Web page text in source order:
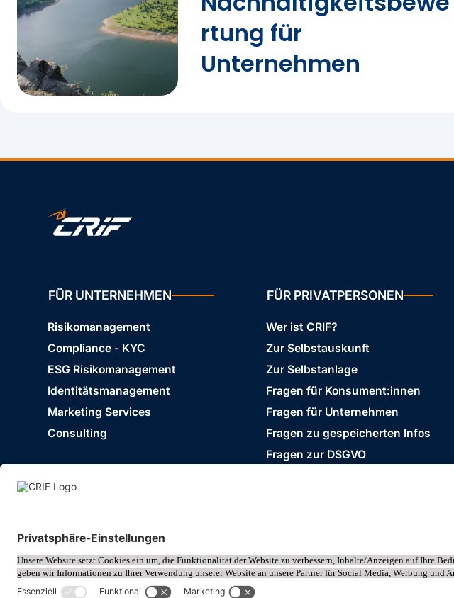
rtung für
Unternehmen
FÜR UNTERNEHMEN
Risikomanagement
Compliance - KYC
ESG Risikomanagement
Identitätsmanagement
Marketing Services
Consulting
FÜR PRIVATPERSONEN
Wer ist CRIF?
Zur Selbstauskunft
Zur Selbstanlage
Fragen für Konsument:innen
Fragen für Unternehmen
Fragen zu gespeicherten Infos
Fragen zur DSGVO
© 2026 CRIF GmbH AT | Copyright